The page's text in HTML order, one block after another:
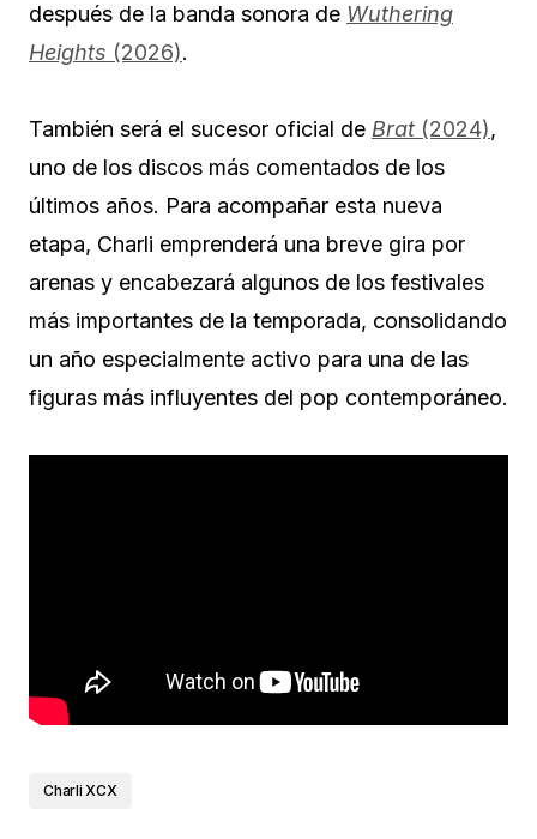
después de la banda sonora de Wuthering
Heights (2026).
También será el sucesor oficial de Brat (2024),
uno de los discos más comentados de los
últimos años. Para acompañar esta nueva
etapa, Charli emprenderá una breve gira por
arenas y encabezará algunos de los festivales
más importantes de la temporada, consolidando
un año especialmente activo para una de las
figuras más influyentes del pop contemporáneo.
Charli XCX